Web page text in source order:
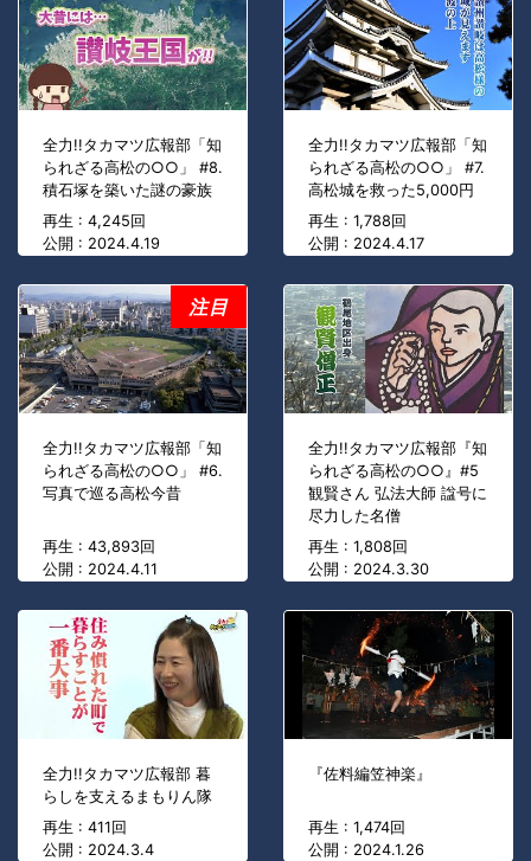
全力!!タカマツ広報部「知
られざる高松の○○」 #8.
積石塚を築いた謎の豪族
再生 : 4,245回
公開 : 2024.4.19
全力!!タカマツ広報部「知
られざる高松の○○」 #7.
高松城を救った5,000円
再生 : 1,788回
公開 : 2024.4.17
全力!!タカマツ広報部「知
られざる高松の○○」 #6.
写真で巡る高松今昔
再生 : 43,893回
公開 : 2024.4.11
注目
全力!!タカマツ広報部『知
られざる高松の○○』#5
観賢さん 弘法大師 諡号に
尽力した名僧
再生 : 1,808回
公開 : 2024.3.30
全力!!タカマツ広報部 暮
らしを支えるまもりん隊
再生 : 411回
公開 : 2024.3.4
『佐料編笠神楽』
再生 : 1,474回
公開 : 2024.1.26